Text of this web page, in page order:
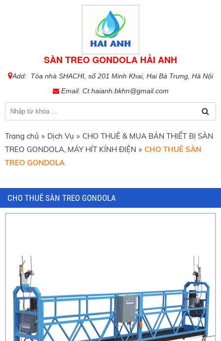
SÀN TREO GONDOLA HẢI ANH
Add: Tòa nhà SHACHI, số 201 Minh Khai, Hai Bà Trưng, Hà Nội
Email: Ct.haianh.bkhn@gmail.com
Trang chủ » Dịch Vụ » CHO THUÊ & MUA BÁN THIẾT BỊ SÀN
TREO GONDOLA, MÁY HÍT KÍNH ĐIỆN » CHO THUÊ SÀN
TREO GONDOLA
CHO THUÊ SÀN TREO GONDOLA